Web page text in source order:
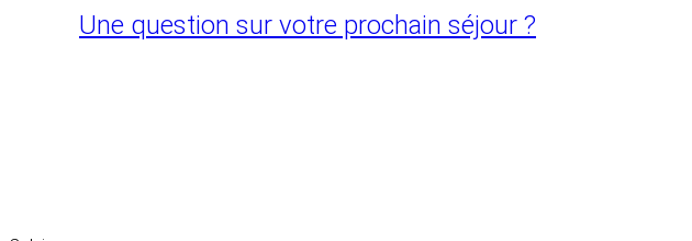
Une question sur votre prochain séjour ?